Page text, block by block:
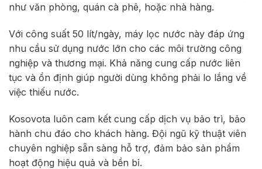
như văn phòng, quán cà phê, hoặc nhà hàng.
Với công suất 50 lít/ngày, máy lọc nước này đáp ứng
nhu cầu sử dụng nước lớn cho các môi trường công
nghiệp và thương mại. Khả năng cung cấp nước liên
tục và ổn định giúp người dùng không phải lo lắng về
việc thiếu nước.
Kosovota luôn cam kết cung cấp dịch vụ bảo trì, bảo
hành chu đáo cho khách hàng. Đội ngũ kỹ thuật viên
chuyên nghiệp sẵn sàng hỗ trợ, đảm bảo sản phẩm
hoạt động hiệu quả và bền bỉ.